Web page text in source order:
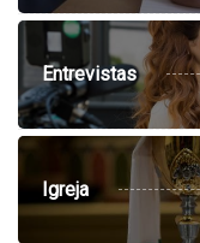
Entrevistas
Igreja